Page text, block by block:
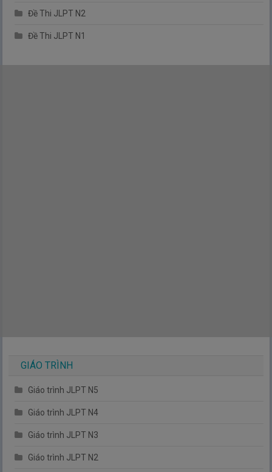
Đề Thi JLPT N2
Đề Thi JLPT N1
GIÁO TRÌNH
Giáo trình JLPT N5
Giáo trình JLPT N4
Giáo trình JLPT N3
Giáo trình JLPT N2